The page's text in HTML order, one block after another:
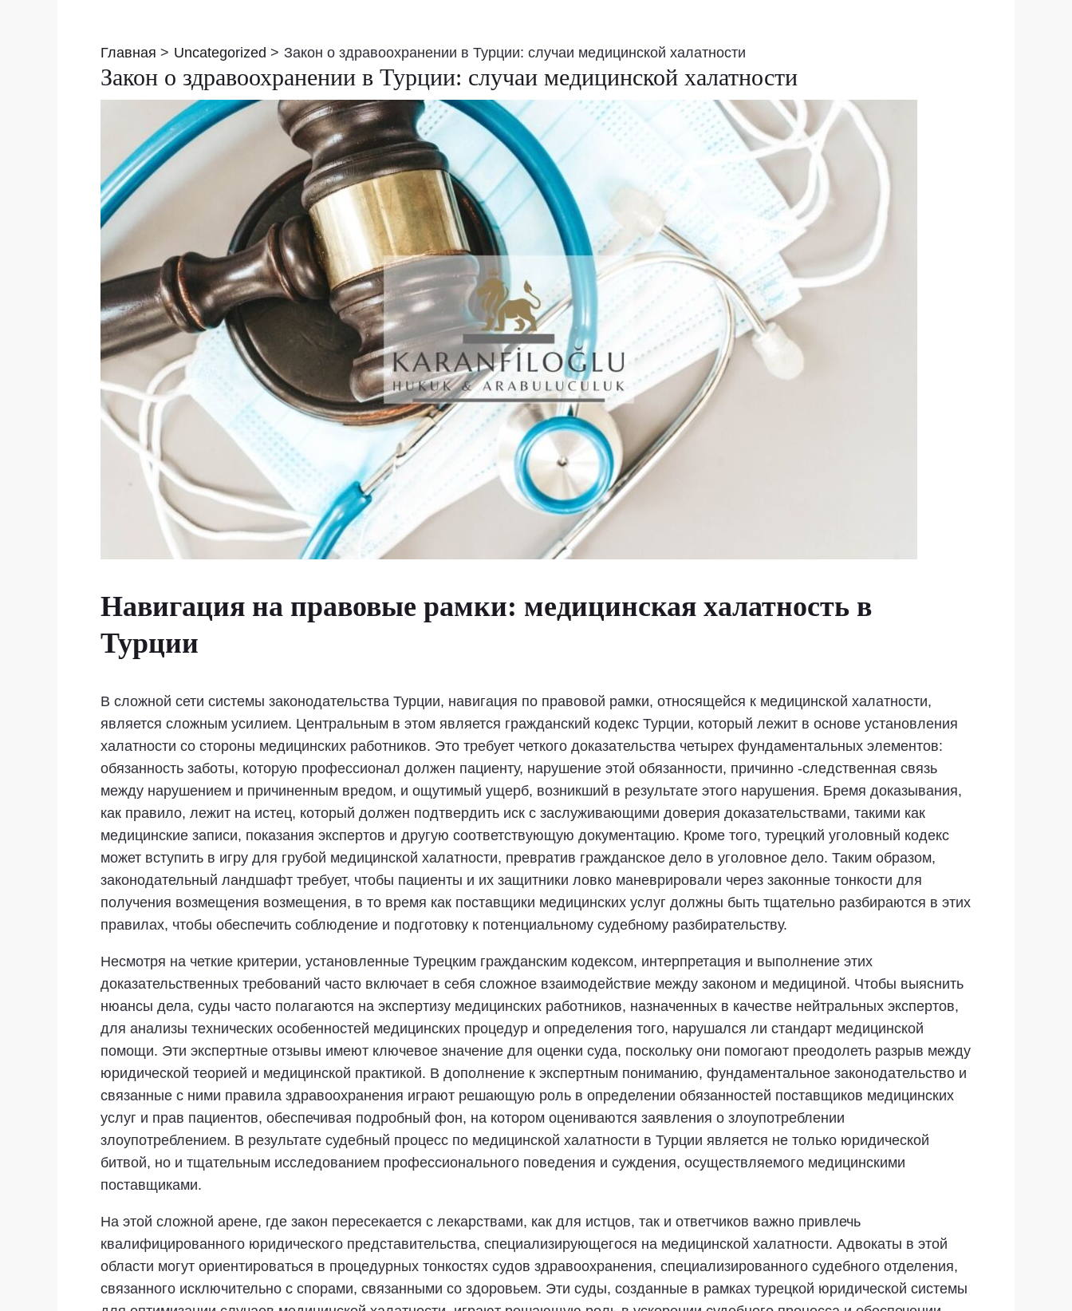
Главная Uncategorized Закон о здравоохранении в Турции: случаи медицинской халатности
Закон о здравоохранении в Турции: случаи медицинской халатности
Навигация на правовые рамки: медицинская халатность в
Турции
В сложной сети системы законодательства Турции, навигация по правовой рамки, относящейся к медицинской халатности,
является сложным усилием. Центральным в этом является гражданский кодекс Турции, который лежит в основе установления
халатности со стороны медицинских работников. Это требует четкого доказательства четырех фундаментальных элементов:
обязанность заботы, которую профессионал должен пациенту, нарушение этой обязанности, причинно -следственная связь
между нарушением и причиненным вредом, и ощутимый ущерб, возникший в результате этого нарушения. Бремя доказывания,
как правило, лежит на истец, который должен подтвердить иск с заслуживающими доверия доказательствами, такими как
медицинские записи, показания экспертов и другую соответствующую документацию. Кроме того, турецкий уголовный кодекс
может вступить в игру для грубой медицинской халатности, превратив гражданское дело в уголовное дело. Таким образом,
законодательный ландшафт требует, чтобы пациенты и их защитники ловко маневрировали через законные тонкости для
получения возмещения возмещения, в то время как поставщики медицинских услуг должны быть тщательно разбираются в этих
правилах, чтобы обеспечить соблюдение и подготовку к потенциальному судебному разбирательству.
Несмотря на четкие критерии, установленные Турецким гражданским кодексом, интерпретация и выполнение этих
доказательственных требований часто включает в себя сложное взаимодействие между законом и медициной. Чтобы выяснить
нюансы дела, суды часто полагаются на экспертизу медицинских работников, назначенных в качестве нейтральных экспертов,
для анализы технических особенностей медицинских процедур и определения того, нарушался ли стандарт медицинской
помощи. Эти экспертные отзывы имеют ключевое значение для оценки суда, поскольку они помогают преодолеть разрыв между
юридической теорией и медицинской практикой. В дополнение к экспертным пониманию, фундаментальное законодательство и
связанные с ними правила здравоохранения играют решающую роль в определении обязанностей поставщиков медицинских
услуг и прав пациентов, обеспечивая подробный фон, на котором оцениваются заявления о злоупотреблении
злоупотреблением. В результате судебный процесс по медицинской халатности в Турции является не только юридической
битвой, но и тщательным исследованием профессионального поведения и суждения, осуществляемого медицинскими
поставщиками.
На этой сложной арене, где закон пересекается с лекарствами, как для истцов, так и ответчиков важно привлечь
квалифицированного юридического представительства, специализирующегося на медицинской халатности. Адвокаты в этой
области могут ориентироваться в процедурных тонкостях судов здравоохранения, специализированного судебного отделения,
связанного исключительно с спорами, связанными со здоровьем. Эти суды, созданные в рамках турецкой юридической системы
записям